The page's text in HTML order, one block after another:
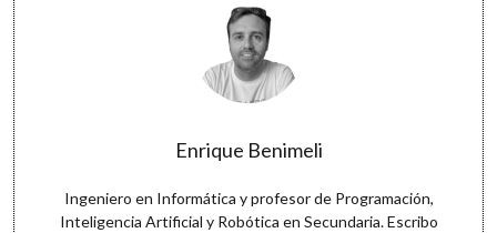
Enrique Benimeli
Ingeniero en Informática y profesor de Programación,
Inteligencia Artificial y Robótica en Secundaria. Escribo